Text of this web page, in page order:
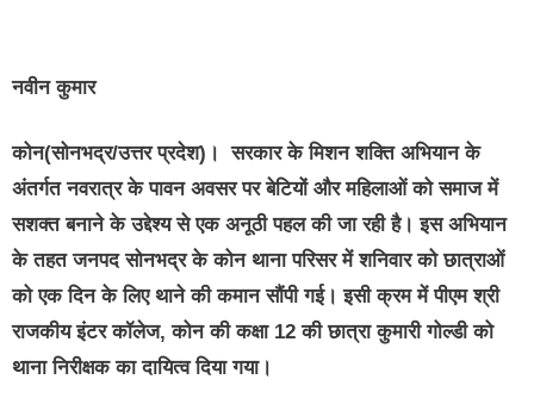
नवीन कुमार
कोन(सोनभद्र/उत्तर प्रदेश)। सरकार के मिशन शक्ति अभियान के
अंतर्गत नवरात्र के पावन अवसर पर बेटियों और महिलाओं को समाज में
सशक्त बनाने के उद्देश्य से एक अनूठी पहल की जा रही है। इस अभियान
के तहत जनपद सोनभद्र के कोन थाना परिसर में शनिवार को छात्राओं
को एक दिन के लिए थाने की कमान सौंपी गई। इसी क्रम में पीएम श्री
राजकीय इंटर कॉलेज, कोन की कक्षा 12 की छात्रा कुमारी गोल्डी को
थाना निरीक्षक का दायित्व दिया गया।